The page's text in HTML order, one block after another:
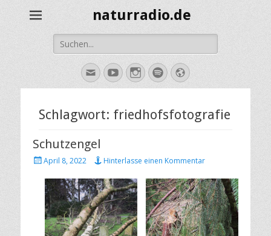
naturradio.de
Suche
nach:
E-
Mail
YouTubeInstagram
SpotifyWebsite
Schlagwort: friedhofsfotografie
Schutzengel
Veröffentlicht
April 8, 2022 Hinterlasse einen Kommentar